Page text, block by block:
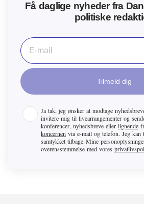
Få daglige nyheder fra
politiske
Tilmeld dig
Ja tak, jeg ønsker at modtage
invitere mig til livearrangementer og
konferencer, nyhedsbreve eller lignende
koncernen via e-mail og telefon. Jeg
samtykket tilbage. Mine
overensstemmelse med vores